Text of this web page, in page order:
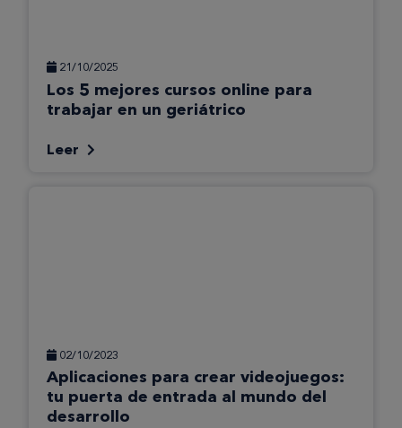
21/10/2025
Los 5 mejores cursos online para
trabajar en un geriátrico
Leer
02/10/2023
Aplicaciones para crear videojuegos:
tu puerta de entrada al mundo del
desarrollo